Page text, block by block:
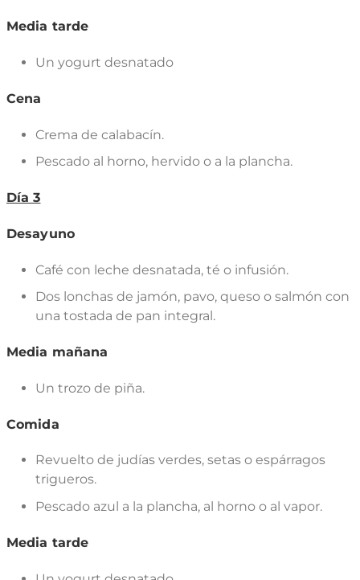
Media tarde
Un yogurt desnatado
Cena
Crema de calabacín.
Pescado al horno, hervido o a la plancha.
Día 3
Desayuno
Café con leche desnatada, té o infusión.
Dos lonchas de jamón, pavo, queso o salmón con
una tostada de pan integral.
Media mañana
Un trozo de piña.
Comida
Revuelto de judías verdes, setas o espárragos
trigueros.
Pescado azul a la plancha, al horno o al vapor.
Media tarde